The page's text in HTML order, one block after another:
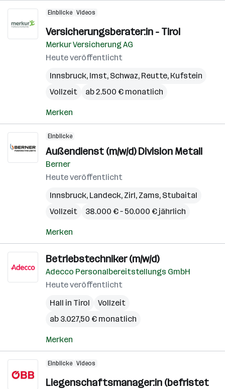
Einblicke Videos
Versicherungsberater:in - Tirol
Merkur Versicherung AG
Heute veröffentlicht
Innsbruck, Imst, Schwaz, Reutte, Kufstein
Vollzeit
ab 2.500 € monatlich
Merken
Einblicke
Außendienst (m/w/d) Division Metall
Berner
Heute veröffentlicht
Innsbruck, Landeck, Zirl, Zams, Stubaital
Vollzeit
38.000 € – 50.000 € jährlich
Merken
Betriebstechniker (m/w/d)
Adecco Personalbereitstellungs GmbH
Heute veröffentlicht
Hall in Tirol
Vollzeit
ab 3.027,50 € monatlich
Merken
Einblicke Videos
Liegenschaftsmanager:in (befristet